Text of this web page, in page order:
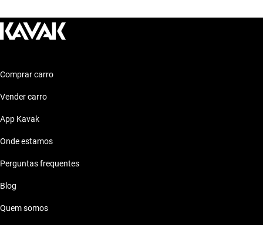
Mitsubishi 2023 ate 500 mil reais
Mitsubishi 2023 ate 70 mil reais
Mitsubishi 2023 Preto
Comprar carro
Vender carro
App Kavak
Onde estamos
Perguntas frequentes
Blog
Quem somos